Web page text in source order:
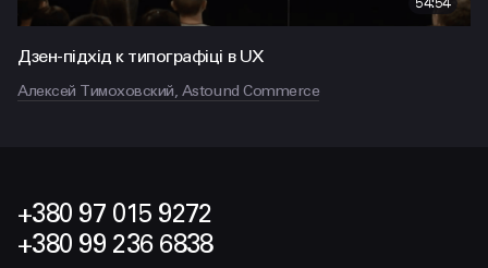
Дзен-підхід к типографіці в UX
Алексей Тимоховский, Astound Commerce
+380 97 015 9272
+380 99 236 6838